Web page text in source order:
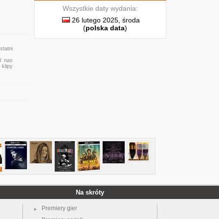
nas
klipy
Wszystkie daty wydania:
26 lutego 2025, środa
(polska data)
Na skróty
Premiery gier